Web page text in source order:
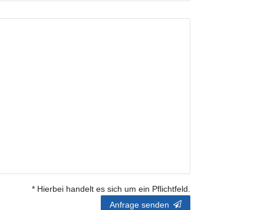
* Hierbei handelt es sich um ein Pflichtfeld.
Anfrage senden